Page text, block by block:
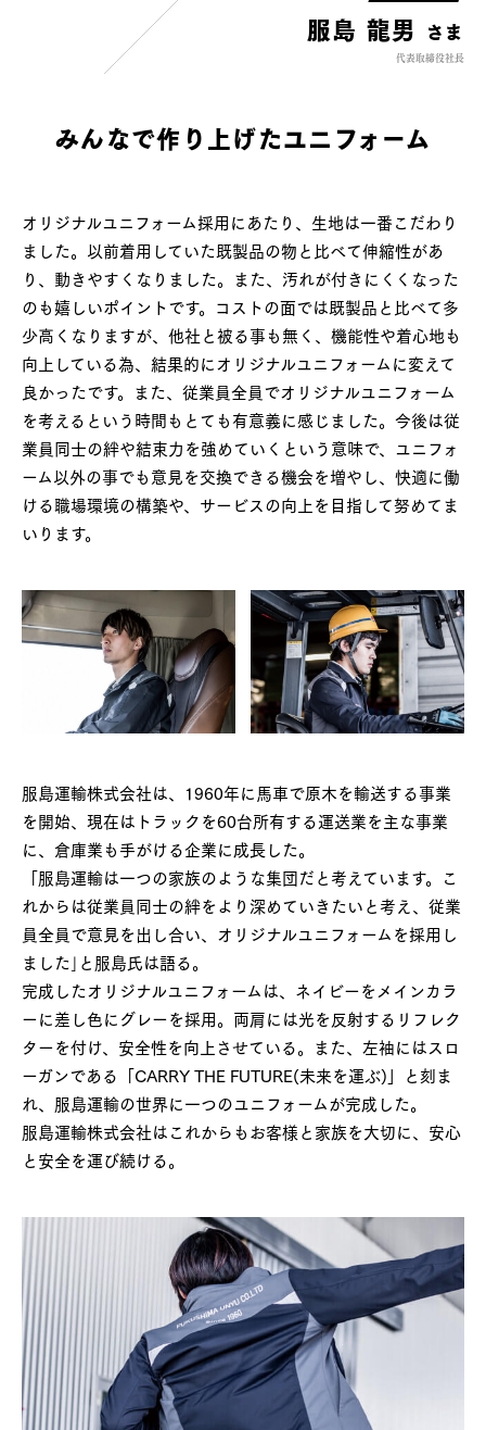
服島 龍男 さま
代表取締役社長
みんなで作り上げたユニフォーム
オリジナルユニフォーム採用にあたり、生地は一番こだわり
ました。以前着用していた既製品の物と比べて伸縮性があ
り、動きやすくなりました。また、汚れが付きにくくなった
のも嬉しいポイントです。コストの面では既製品と比べて多
少高くなりますが、他社と被る事も無く、機能性や着心地も
向上している為、結果的にオリジナルユニフォームに変えて
良かったです。また、従業員全員でオリジナルユニフォーム
を考えるという時間もとても有意義に感じました。今後は従
業員同士の絆や結束力を強めていくという意味で、ユニフォ
ーム以外の事でも意見を交換できる機会を増やし、快適に働
ける職場環境の構築や、サービスの向上を目指して努めてま
いります。
服島運輸株式会社は、1960年に馬車で原木を輸送する事業
を開始、現在はトラックを60台所有する運送業を主な事業
に、倉庫業も手がける企業に成長した。
「服島運輸は一つの家族のような集団だと考えています。こ
れからは従業員同士の絆をより深めていきたいと考え、従業
員全員で意見を出し合い、オリジナルユニフォームを採用し
ました｣と服島氏は語る。
完成したオリジナルユニフォームは、ネイビーをメインカラ
ーに差し色にグレーを採用。両肩には光を反射するリフレク
ターを付け、安全性を向上させている。また、左袖にはスロ
ーガンである「CARRY THE FUTURE(未来を運ぶ)」と刻ま
れ、服島運輸の世界に一つのユニフォームが完成した。
服島運輸株式会社はこれからもお客様と家族を大切に、安心
と安全を運び続ける。